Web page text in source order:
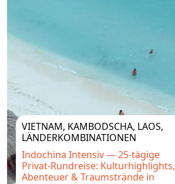
VIETNAM, KAMBODSCHA, LAOS,
LÄNDERKOMBINATIONEN
Indochina Intensiv — 25-tägige
Privat-Rundreise: Kulturhighlights,
Abenteuer & Traumstrände in